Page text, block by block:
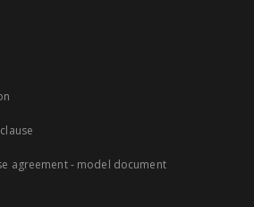
agreement - model document